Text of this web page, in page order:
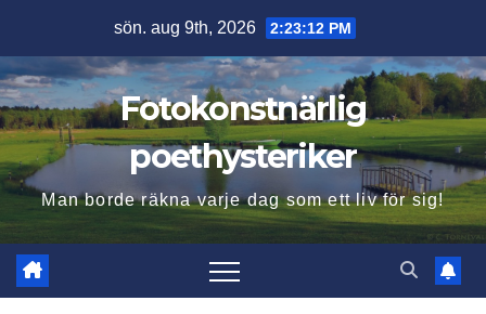
innehåll
sön. aug 9th, 2026 2:23:13 PM
Fotokonstnärlig
poethysteriker
Man borde räkna varje dag som ett liv för sig!